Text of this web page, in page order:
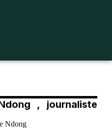
, journaliste